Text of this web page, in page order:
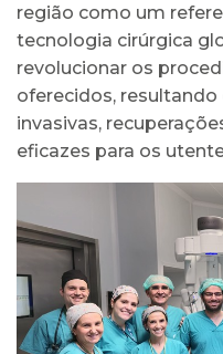
região como um
tecnologia cirúrgica
revolucionar os
oferecidos,
invasivas,
eficazes para os